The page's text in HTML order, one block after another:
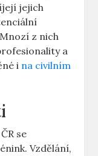
jejich
z nich
a
i na civilním
se
Vzdělání,